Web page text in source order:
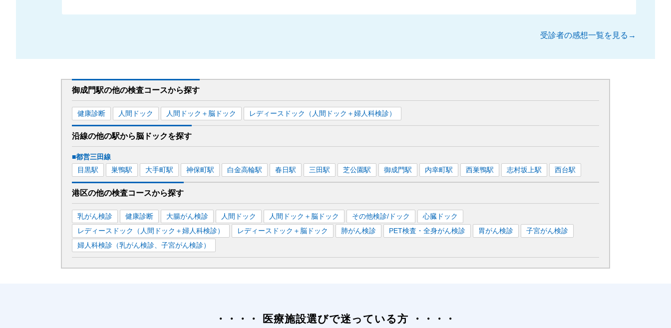
受診者の感想一覧を見る→
御成門駅の他の検査コースから探す
健康診断 人間ドック 人間ドック＋脳ドック レディースドック（人間ドック＋婦人科検診）
沿線の他の駅から脳ドックを探す
■都営三田線
目黒駅 巣鴨駅 大手町駅 神保町駅 白金高輪駅 春日駅 三田駅 芝公園駅 御成門駅 内幸町駅 西巣鴨駅 志村坂上駅 西台駅
港区の他の検査コースから探す
乳がん検診 健康診断 大腸がん検診 人間ドック 人間ドック＋脳ドック その他検診/ドック
心臓ドック
レディースドック（人間ドック＋婦人科検診）
レディースドック＋脳ドック 肺がん検診 PET検査・全身がん検診 胃がん検診
子宮がん検診
婦人科検診（乳がん検診、子宮がん検診）
医療施設選びで迷っている方